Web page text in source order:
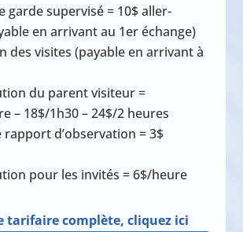
garde supervisé = 10$ aller-
en arrivant au 1er échange)
des visites (payable en arrivant à
du parent visiteur =
– 18$/1h30 –24$/2 heures
rapport d’observation = 3$
pour les invités = 6$/heure
tarifaire complète, cliquez ici